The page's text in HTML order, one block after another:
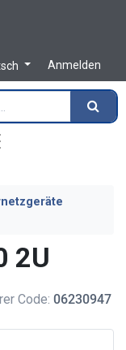
Anmelden
2U
Code: 06230947